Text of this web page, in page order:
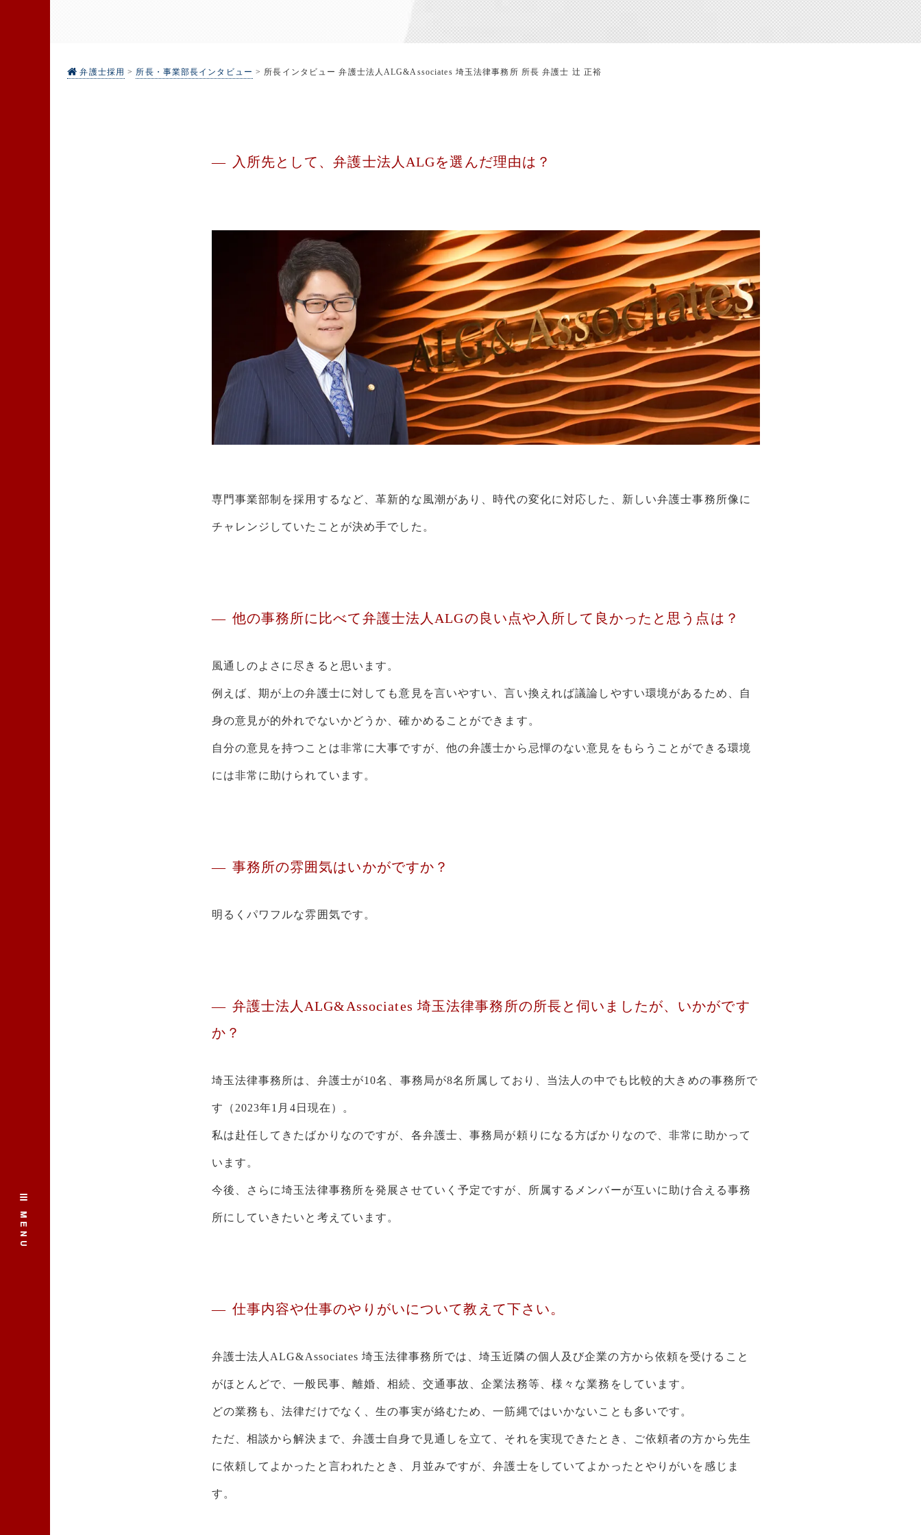
弁護士採用 > 所長・事業部長インタビュー > 所長インタビュー 弁護士法人ALG&Associates 埼玉法律事務所 所長 弁護士 辻 正裕
入所先として、弁護士法人ALGを選んだ理由は？
専門事業部制を採用するなど、革新的な風潮があり、時代の変化に対応した、新しい弁護士事務所像に
チャレンジしていたことが決め手でした。
他の事務所に比べて弁護士法人ALGの良い点や入所して良かったと思う点は？
風通しのよさに尽きると思います。
例えば、期が上の弁護士に対しても意見を言いやすい、言い換えれば議論しやすい環境があるため、自
身の意見が的外れでないかどうか、確かめることができます。
自分の意見を持つことは非常に大事ですが、他の弁護士から忌憚のない意見をもらうことができる環境
には非常に助けられています。
事務所の雰囲気はいかがですか？
明るくパワフルな雰囲気です。
弁護士法人ALG&Associates 埼玉法律事務所の所長と伺いましたが、いかがです
か？
埼玉法律事務所は、弁護士が10名、事務局が8名所属しており、 当法人の中でも比較的大きめの事務所で
す（2023年1月4日現在）。
私は赴任してきたばかりなのですが、各弁護士、事務局が頼りになる方ばかりなので、非常に助かって
います。
今後、さらに埼玉法律事務所を発展させていく予定ですが、所属するメンバーが互いに助け合える事務
所にしていきたいと考えています。
仕事内容や仕事のやりがいについて教えて下さい。
弁護士法人ALG&Associates 埼玉法律事務所では、埼玉近隣の個人及び企業の方から依頼を受けること
がほとんどで、一般民事、離婚、相続、交通事故、企業法務等、様々な業務をしています。
どの業務も、法律だけでなく、生の事実が絡むため、一筋縄ではいかないことも多いです。
ただ、相談から解決まで、弁護士自身で見通しを立て、それを実現できたとき、ご依頼者の方から先生
に依頼してよかったと言われたとき、月並みですが、弁護士をしていてよかったとやりがいを感じま
す。